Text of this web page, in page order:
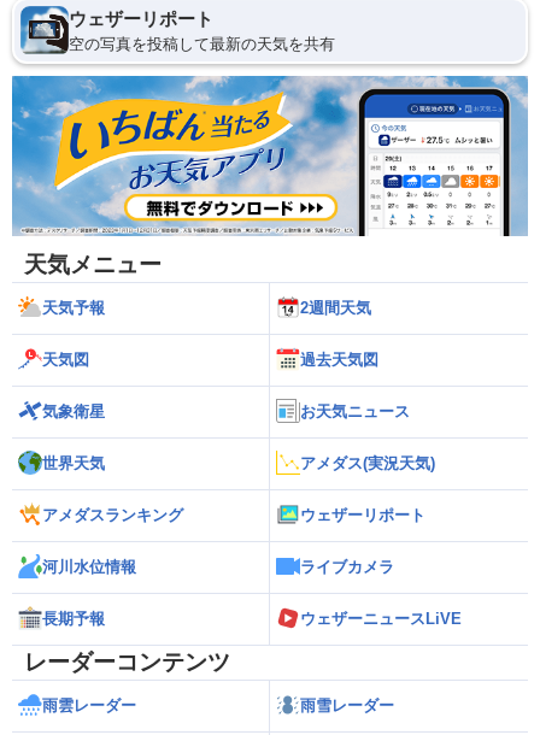
ウェザーリポート
空の写真を投稿して最新の天気を共有
天気メニュー
天気予報 2週間天気
天気図 過去天気図
気象衛星 お天気ニュース
世界天気 アメダス(実況天気)
アメダスランキング ウェザーリポート
河川水位情報 ライブカメラ
長期予報 ウェザーニュースLiVE
レーダーコンテンツ
雨雲レーダー 雨雪レーダー